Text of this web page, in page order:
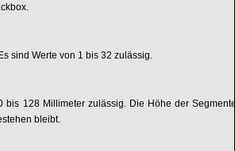
sind Werte von 1 bis 32 zulässig.
bis 128 Millimeter zulässig. Die Höhe der Segmente
bleibt.